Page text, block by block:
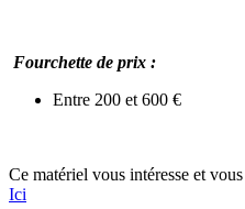
Fourchette de prix :
Entre 200 et 600 €
Ce matériel vous intéresse et
Ici